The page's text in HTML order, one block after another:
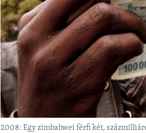
2008: Egy zimbabwei férfi két,